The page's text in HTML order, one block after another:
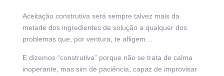
Aceitação construtiva será sempre talvez mais da
metade dos ingredientes de solução a qualquer dos
problemas que, por ventura, te afligem…
E dizemos “construtiva” porque não se trata de calma
inoperante, mas sim de paciência, capaz de improvisar